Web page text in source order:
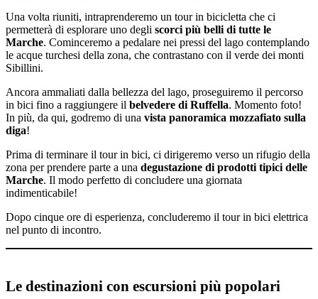
Una volta riuniti, intraprenderemo un tour in bicicletta che ci
permetterà di esplorare uno degli scorci più belli di tutte le
Marche. Cominceremo a pedalare nei pressi del lago contemplando
le acque turchesi della zona, che contrastano con il verde dei monti
Sibillini.
Ancora ammaliati dalla bellezza del lago, proseguiremo il percorso
in bici fino a raggiungere il belvedere di Ruffella. Momento foto!
In più, da qui, godremo di una vista panoramica mozzafiato sulla
diga!
Prima di terminare il tour in bici, ci dirigeremo verso un rifugio della
zona per prendere parte a una degustazione di prodotti tipici delle
Marche. Il modo perfetto di concludere una giornata
indimenticabile!
Dopo cinque ore di esperienza, concluderemo il tour in bici elettrica
nel punto di incontro.
Le destinazioni con escursioni più popolari